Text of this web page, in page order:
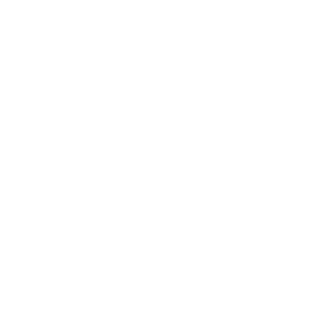
vorgeschriebene Lärmaktionsplanung bezieht sich
welcher von den kartierten Straßenabschnitten
Quellen sind nicht Bestandteil der